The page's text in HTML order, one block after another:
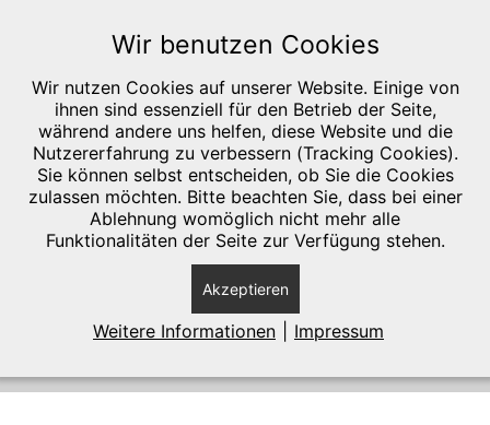
SKIP TO MAIN CONTENT
Tierarztpraxis in Jülich (Kreis Düren);
liebevolle haustierärztliche Betreuung von
Hunden und Katzen. Zahnbehandlung,
Dentalröntgen, COHAT und FORL-
Wir benutzen Cookies
Wir nutzen Cookies auf unserer Website. Einige von
ihnen sind essenziell für den Betrieb der Seite,
während andere uns helfen, diese Website und die
Nutzererfahrung zu verbessern (Tracking Cookies).
Sie können selbst entscheiden, ob Sie die Cookies
zulassen möchten. Bitte beachten Sie, dass bei einer
Ablehnung womöglich nicht mehr alle
Funktionalitäten der Seite zur Verfügung stehen.
Akzeptieren
Weitere Informationen Impressum